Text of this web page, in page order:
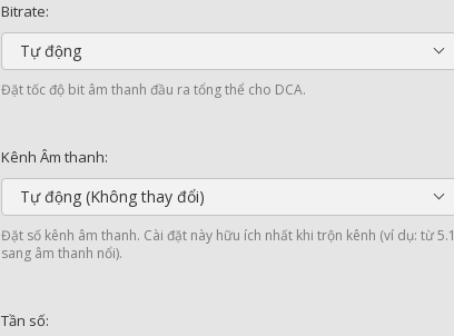
Bitrate:
Tự động
Đặt tốc độ bit âm thanh đầu ra tổng thể cho DCA.
Kênh Âm thanh:
Tự động (Không thay đổi)
Đặt số kênh âm thanh. Cài đặt này hữu ích nhất khi trộn kênh (ví dụ: từ 5.1
sang âm thanh nổi).
Tần số: